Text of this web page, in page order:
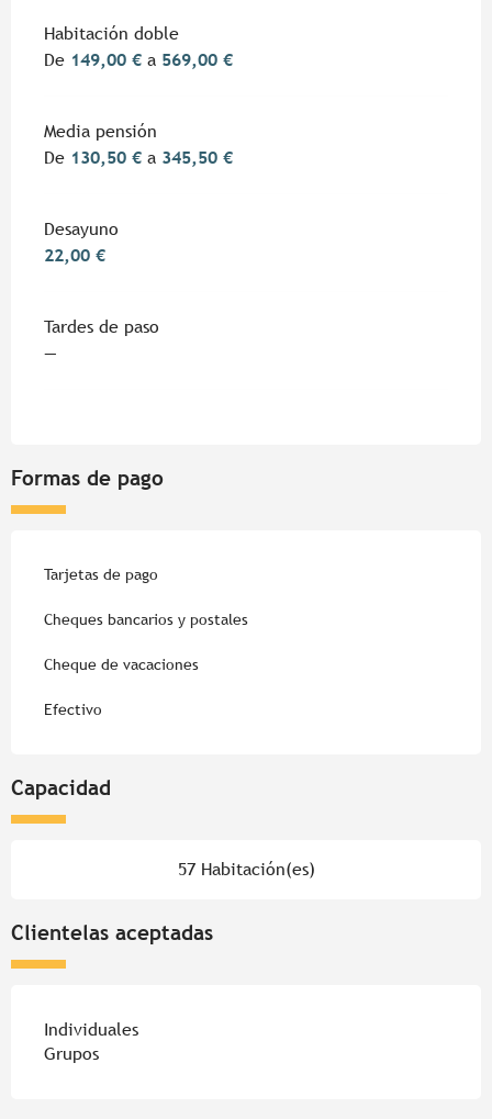
Habitación doble
De 149,00 € a 569,00 €
Media pensión
De 130,50 € a 345,50 €
Desayuno
22,00 €
Tardes de paso
—
Formas de pago
Tarjetas de pago
Cheques bancarios y postales
Cheque de vacaciones
Efectivo
Capacidad
57 Habitación(es)
Clientelas aceptadas
Individuales
Grupos